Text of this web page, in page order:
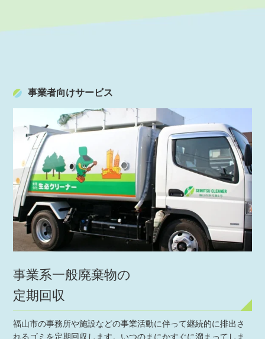
事業者向けサービス
事業系一般廃棄物の
定期回収
福山市の事務所や施設などの事業活動に伴って継続的に排出さ
れるゴミを定期回収します。いつのまにかすぐに溜まってしま